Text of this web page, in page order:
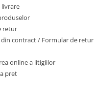
retur
din contract / Formular de retur
online a litigiilor
pret